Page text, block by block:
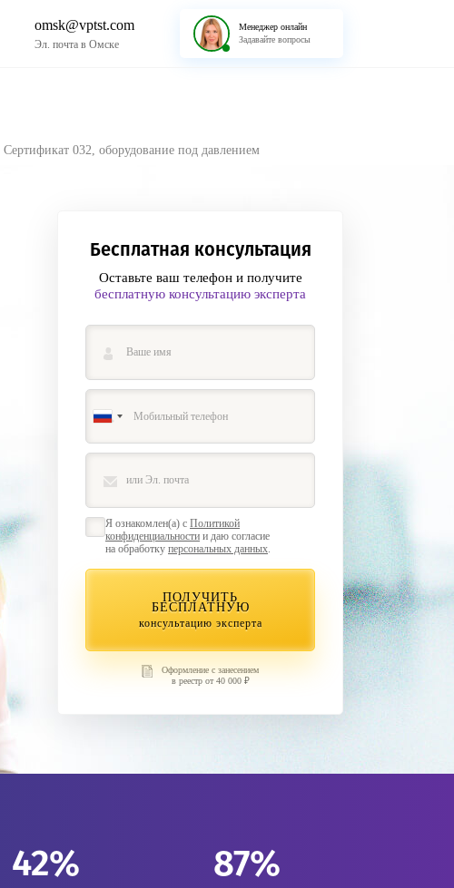
omsk@vptst.com
Эл. почта в Омске
Менеджер онлайн
Задавайте вопросы
Сертификат 032, оборудование под давлением
Бесплатная консультация
Оставьте ваш телефон и получите
бесплатную консультацию эксперта
Я ознакомлен(а) с Политикой
конфиденциальности и даю согласие
на обработку персональных данных
ПОЛУЧИТЬ
БЕСПЛАТНУЮ
консультацию эксперта
Оформление с занесением
в реестр от 40 000 ₽
42% 87%